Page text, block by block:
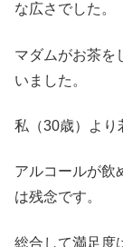
な広さでした。
マダムがお茶を
いました。
私（30歳）より
アルコールが飲
は残念です。
総合して満足度